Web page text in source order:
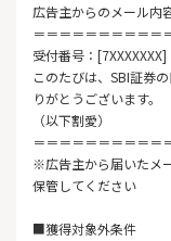
広告主からのメール内
＝＝＝＝＝＝＝＝＝＝
受付番号：[7XXXXXXX]
このたびは、 SBI証券
りがとうございます。
（以下割愛）
＝＝＝＝＝＝＝＝＝＝
※広告主から届いたメ
保管してください
■獲得対象外条件